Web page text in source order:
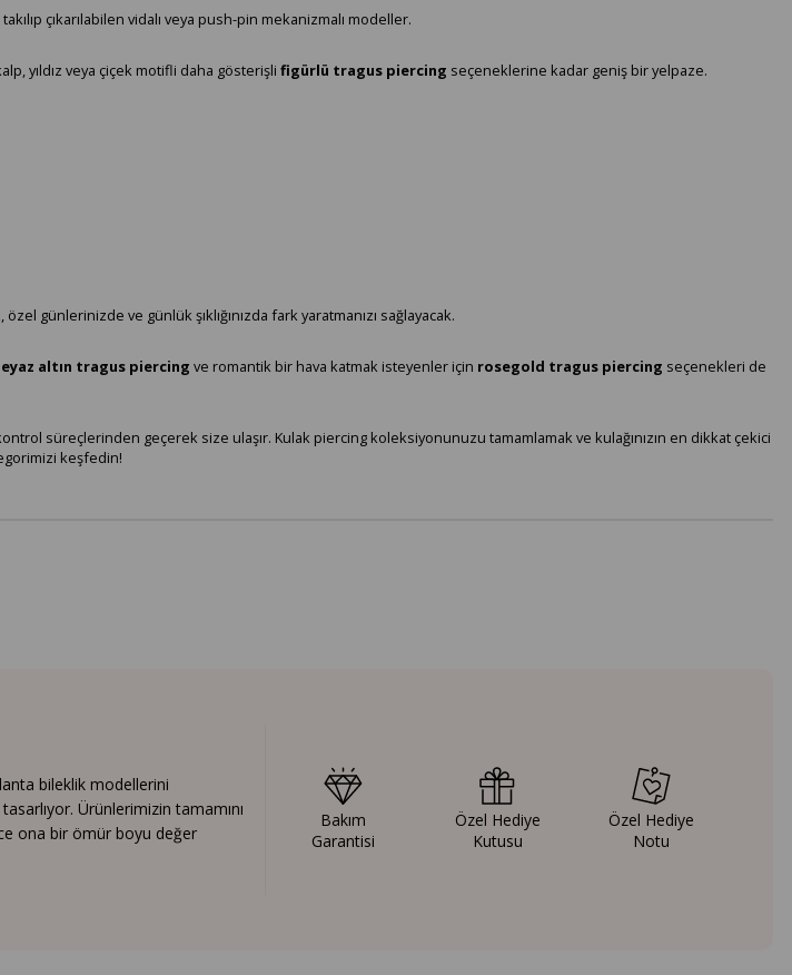
çıkarılabilen vidalı veya push-pin mekanizmalı modeller.
yıldız veya çiçek motifli daha gösterişli figürlü tragus piercing seçeneklerine kadar geniş bir yelpaze.
günlerinizde ve günlük şıklığınızda fark yaratmanızı sağlayacak.
altın tragus piercing ve romantik bir hava katmak isteyenler için rosegold tragus piercing seçenekleri de
süreçlerinden geçerek size ulaşır. Kulak piercing koleksiyonunuzu tamamlamak ve kulağınızın en dikkat çekici
keşfedin!
bileklik modellerini
Ürünlerimizin tamamını
ona bir ömür boyu değer
Bakım
Garantisi
Özel Hediye
Kutusu
Özel Hediye
Notu